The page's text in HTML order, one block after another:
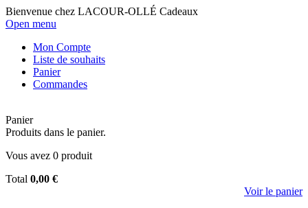
Bienvenue chez LACOUR-OLLÉ Cadeaux
Open menu
Mon Compte
Liste de souhaits
Panier
Commandes
Panier
Produits dans le panier.
Vous avez 0 produit
Total 0,00 €
Voir le panier